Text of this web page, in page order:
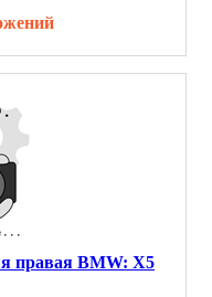
правая BMW: X5